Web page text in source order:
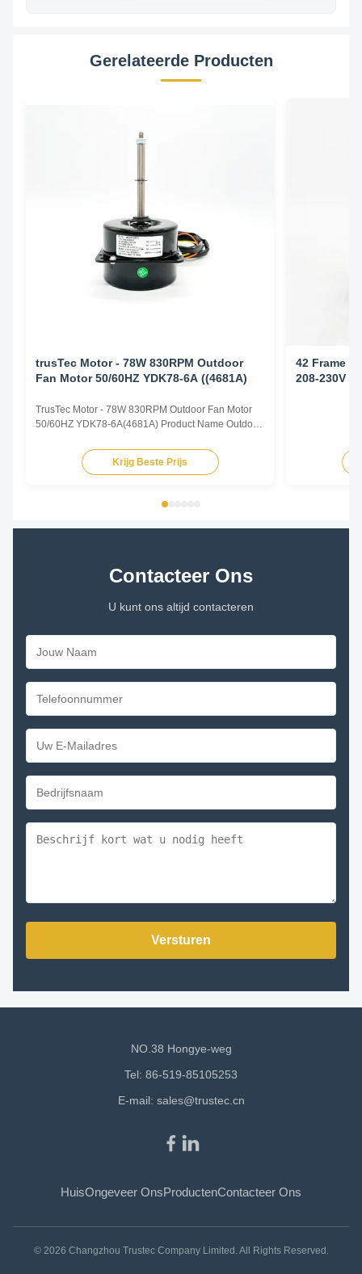
Gerelateerde Producten
trusTec Motor - 78W 830RPM Outdoor
Fan Motor 50/60HZ YDK78-6A ((4681A)
TrusTec Motor - 78W 830RPM Outdoor Fan Motor
50/60HZ YDK78-6A(4681A) Product Name Outdoor
Output Power 78W Pole 6P AMPS 0.83A Speed
900RPM Capacitor 6μF/370V Insulation Class
Krijg Beste Prijs
42 Frame
208-230V
Contacteer Ons
U kunt ons altijd contacteren
Versturen
NO.38 Hongye-weg
Tel: 86-519-85105253
E-mail: sales@trustec.cn
HuisOngeveer OnsProductenContacteer Ons
© 2026 Changzhou Trustec Company Limited. All Rights Reserved.